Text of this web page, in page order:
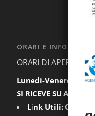
ORARI E
ORARI DI APERTURA
Lunedì-Venerdì:
SI RICEVE SU
Link Utili: